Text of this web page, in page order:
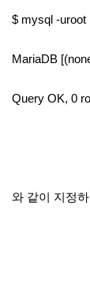
$ mysql -uroot
MariaDB
Query OK, 0
와 같이 지정